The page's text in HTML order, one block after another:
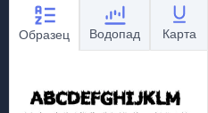
Образец Водопад Карта